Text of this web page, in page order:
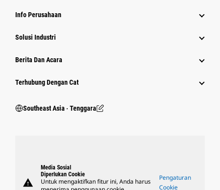
Info Perusahaan
Solusi Industri
Berita Dan Acara
Terhubung Dengan Cat
Southeast Asia ‧ Tenggara
warning
Media Sosial
Diperlukan Cookie
Untuk mengaktifkan fitur ini, Anda harus
Pengaturan
Cookie